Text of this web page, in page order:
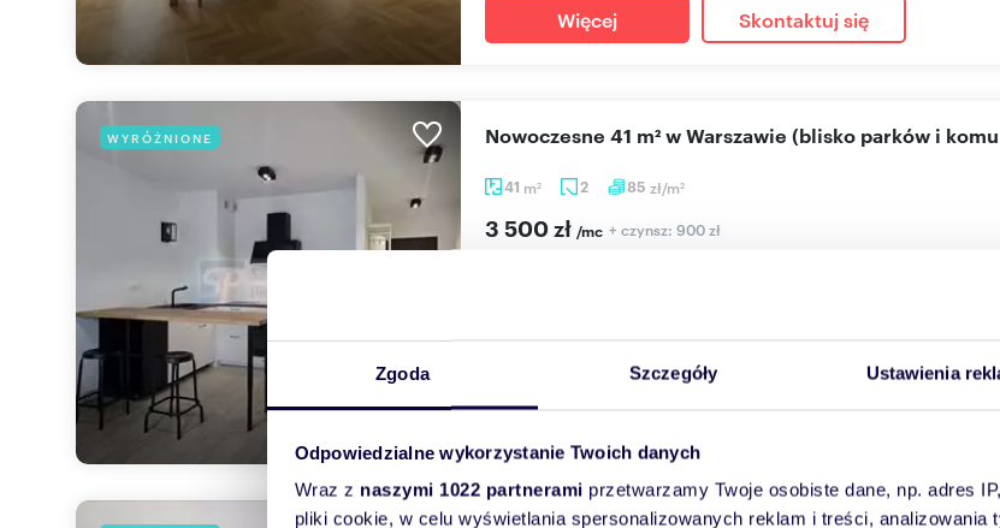
Zgoda Szczegóły Ustawienia
Odpowiedzialne wykorzystanie Twoich danych
Wraz z naszymi 1022 partnerami przetwarzamy Twoje osobiste dane, np. adres
pliki cookie, w celu wyświetlania spersonalizowanych reklam i treści, analizowania
Więcej Skontaktuj się
WYRÓŻNIONE
41 m2 2 85 zł/m2
Nowoczesne 41 m² w Warszawie (blisko parków i
3 500 zł /mc + czynsz: 900 zł
For English scroll down Umeblowane, nowoczesne i